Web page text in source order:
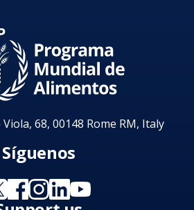
68, 00148 Rome RM, Italy
Síguenos